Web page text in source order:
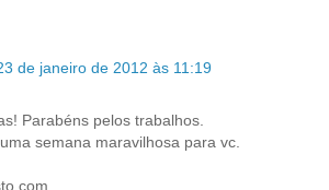
de janeiro de 2012 às 11:19
Parabéns pelos trabalhos.
semana maravilhosa para vc.